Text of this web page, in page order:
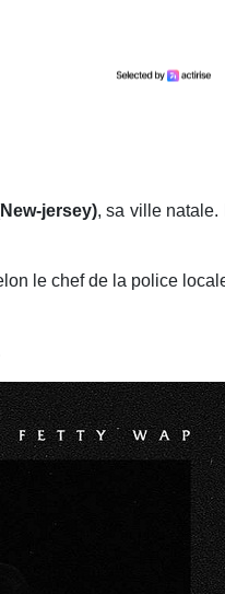
jersey), sa ville natale.
le chef de la police